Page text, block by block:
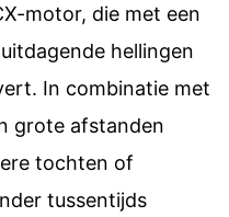
motor, die met een
hellingen
In combinatie met
grote afstanden
tochten of
tussentijds